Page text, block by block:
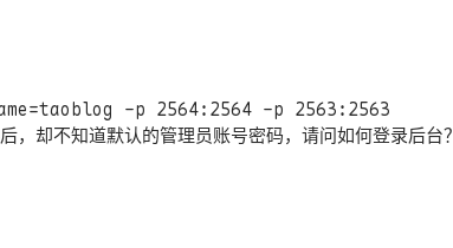
-p 2564:2564 -p 2563:2563
知道默认的管理员账号密码，请问如何登录后台？